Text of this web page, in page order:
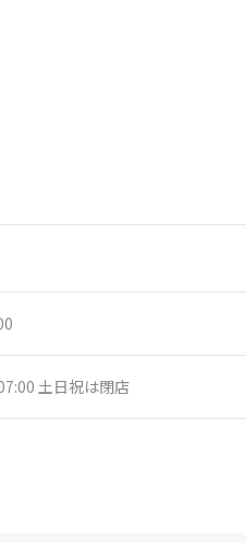
土日祝は閉店